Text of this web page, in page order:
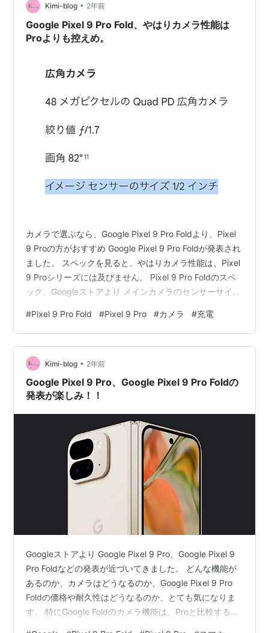
いやすさが向上している。 ▪︎Pixelは純正Androidで、カス
タマイズ性が低い。3…
Kimi-blog • 2年前
Google Pixel 9 Pro Fold、やはりカメラ性能は
Proよりも控えめ。
カメラで選ぶなら、Google Pixel 9 Pro Foldより、Pixel
9 Proの方がおすすめ Google Pixel 9 Pro Foldが発表され
ました。 スペックを見ると、やはりカメラ性能は、Pixel
9 Proシリーズには及びません。 Pixel 9 Pro Foldのスペ
ック。Googleストアより メインカメラのセンサーサイズ
像ズームも最大20倍までとなっています。動画は8K撮影
に非対応。 対するPixel 9 Proは、メインカメラのセンサ
ーサイズは、 1/1.31インチです。望遠カメラは光学5倍、
10倍ズーム…
#Pixel 9 Pro Fold #Pixel 9 Pro #カメラ #充電
Kimi-blog • 2年前
Google Pixel 9 Pro、Google Pixel 9 Pro Foldの
発表が楽しみ！！
Googleストアより Google Pixel 9 Pro、Google Pixel 9
Pro Foldなどの発表が近づいてきました。 どんな機能が
あるのか、カメラはどうなるのか、Google Pixel 9 Pro
Foldの価格や耐久性はどうなるのか、とても気になりま
す。 特にGoogle Foldのカメラ機能は、Proと比較する